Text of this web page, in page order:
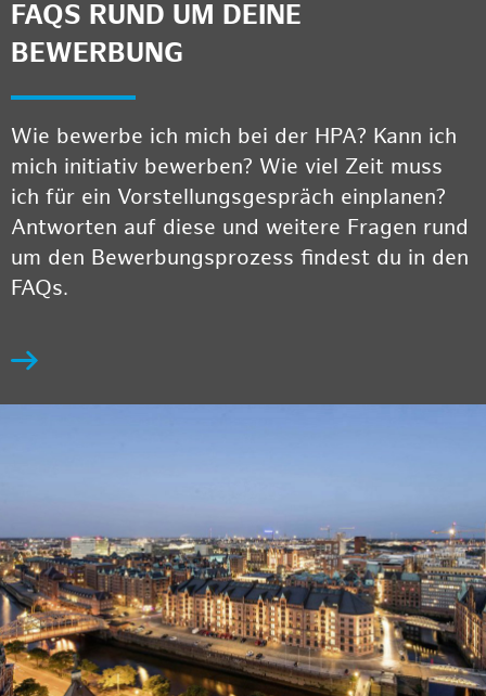
FAQS RUND UM DEINE
BEWERBUNG
Wie bewerbe ich mich bei der HPA? Kann ich
mich initiativ bewerben? Wie viel Zeit muss
ich für ein Vorstellungsgespräch einplanen?
Antworten auf diese und weitere Fragen rund
um den Bewerbungsprozess findest du in den
FAQs.